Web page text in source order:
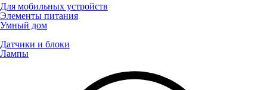
Для мобильных устройств
Элементы питания
Умный дом
Датчики и блоки
Лампы